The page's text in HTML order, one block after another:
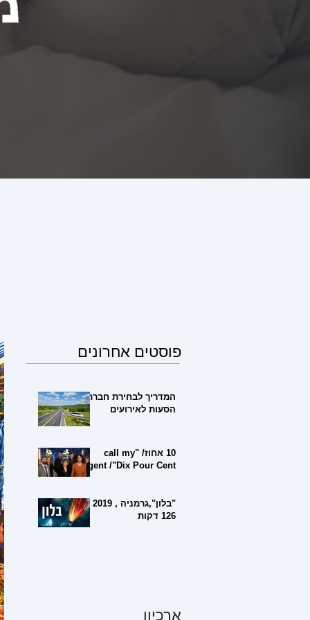
פוסטים אחרונים
המדריך לבחירת חברת
הסעות לאירועים
10 אחוז/ "call my
agent /"Dix Pour Cent
"בלון",גרמניה , 2019 ,
126 דקות
ארכיון